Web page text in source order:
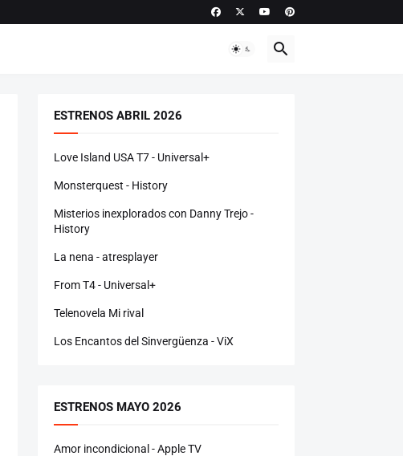
ESTRENOS ABRIL 2026
Love Island USA T7 - Universal+
Monsterquest - History
Misterios inexplorados con Danny Trejo -
History
La nena - atresplayer
From T4 - Universal+
Telenovela Mi rival
Los Encantos del Sinvergüenza - ViX
ESTRENOS MAYO 2026
Amor incondicional - Apple TV